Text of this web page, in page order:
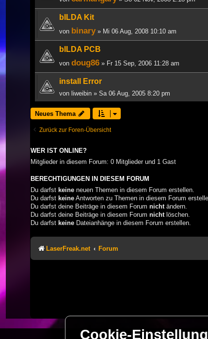
bILDA Kit
von binary» Mi 06 Aug, 2008 10:10 am
bILDA PCB
von doug86 » Fr 15 Sep, 2006 11:28 am
install Error
von liweibin » Sa 06 Aug, 2005 8:20 pm
Neues Thema
Zurück zur Foren-Übersicht
WER IST ONLINE?
Mitglieder in diesem Forum: 0 Mitglieder und 1 Gast
BERECHTIGUNGEN IN DIESEM FORUM
Du darfst keine neuen Themen in diesem Forum erstellen.
Du darfst keine Antworten zu Themen in diesem Forum
Du darfst deine Beiträge in diesem Forum nicht ändern.
Du darfst deine Beiträge in diesem Forum nicht löschen.
Du darfst keine Dateianhänge in diesem Forum erstellen.
LaserFreak.net Forum
Cookie-